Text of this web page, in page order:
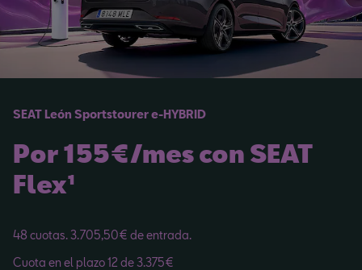
SEAT León Sportstourer e-HYBRID
Por 155€/mes con SEAT
Flex¹
48 cuotas. 3.705,50€ de entrada.
Cuota en el plazo 12 de 3.375€